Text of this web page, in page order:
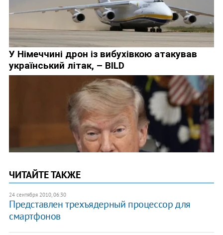
ЧИТАЙТЕ ТАКЖЕ
24 сентября 2010, 06:30
Представлен трехъядерный процессор для
смартфонов